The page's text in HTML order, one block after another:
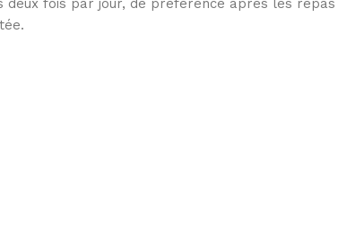
fois par jour, de préférence après les